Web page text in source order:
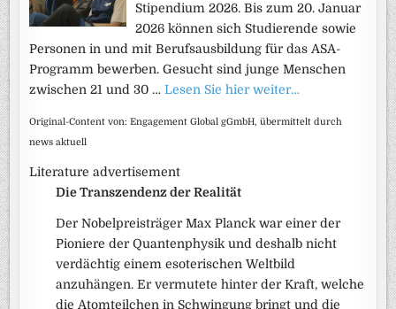
Stipendium 2026. Bis zum 20. Januar
2026 können sich Studierende sowie
Personen in und mit Berufsausbildung für das ASA-
Programm bewerben. Gesucht sind junge Menschen
zwischen 21 und 30 …Lesen Sie hier weiter…
Original-Content von: Engagement Global gGmbH, übermittelt durch
news aktuell
Literature advertisement
Die Transzendenz der Realität
Der Nobelpreisträger Max Planck war einer der
Pioniere der Quantenphysik und deshalb nicht
verdächtig einem esoterischen Weltbild
anzuhängen. Er vermutete hinter der Kraft, welche
die Atomteilchen in Schwingung bringt und die